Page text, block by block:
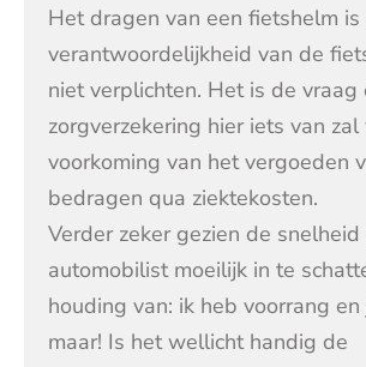
Het dragen van een fietshelm is
verantwoordelijkheid van de
niet verplichten. Het is de vraag
zorgverzekering hier iets van
voorkoming van het vergoeden
bedragen qua ziektekosten.
Verder zeker gezien de snelheid
automobilist moeilijk in te
houding van: ik heb voorrang
maar! Is het wellicht handig de